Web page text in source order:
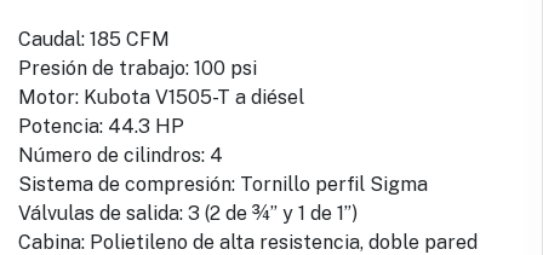
Caudal: 185 CFM
Presión de trabajo: 100 psi
Motor: Kubota V1505-T a diésel
Potencia: 44.3 HP
Número de cilindros: 4
Sistema de compresión: Tornillo perfil Sigma
Válvulas de salida: 3 (2 de ¾” y 1 de 1”)
Cabina: Polietileno de alta resistencia, doble pared